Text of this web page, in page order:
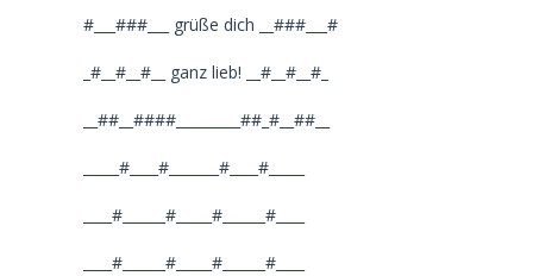
#___###___ grüße dich __###___#
_#__#__#__ ganz lieb! __#__#__#_
__##__####_________##_#__##__
_____#____#_______#____#_____
____#______#_____#______#____
____#______#_____#______#____